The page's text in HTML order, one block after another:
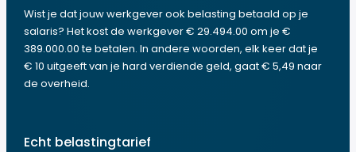
Wist je dat jouw werkgever ook belasting betaald op je
salaris? Het kost de werkgever € 29.494.00 om je €
389.000.00 te betalen. In andere woorden, elk keer dat je
€ 10 uitgeeft van je hard verdiende geld, gaat € 5,49 naar
de overheid.
Echt belastingtarief